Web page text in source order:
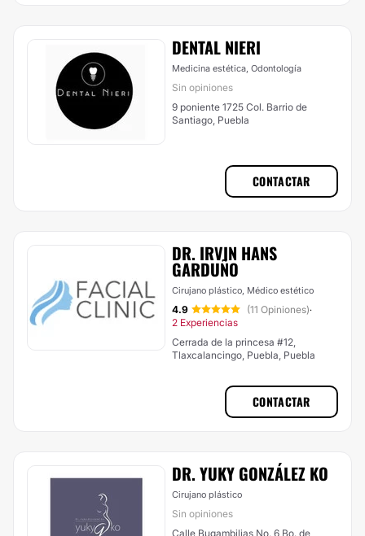
DENTAL NIERI
Medicina estética, Odontología
Sin opiniones
9 poniente 1725 Col. Barrio de
Santiago, Puebla
CONTACTAR
DR. IRVIN HANS
GARDUÑO
Cirujano plástico, Médico estético
4.9 (11 Opiniones)·
2 Experiencias
Cerrada de la princesa #12,
Tlaxcalancingo, Puebla, Puebla
CONTACTAR
DR. YUKY GONZÁLEZ KO
Cirujano plástico
Sin opiniones
Calle Bugambilias No. 6 Bo. de